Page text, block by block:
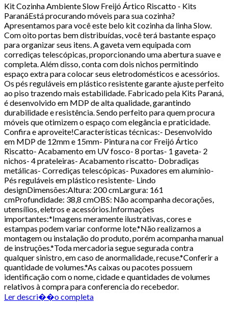
Kit Cozinha Ambiente Slow Freijó Ártico Riscatto - Kits
ParanáEstá procurando móveis para sua cozinha?
Apresentamos para você este belo kit cozinha da linha Slow.
Com oito portas bem distribuídas, você terá bastante espaço
para organizar seus itens. A gaveta vem equipada com
corrediças telescópicas, proporcionando uma abertura suave e
completa. Além disso, conta com dois nichos permitindo
espaço extra para colocar seus eletrodomésticos e acessórios.
Os pés reguláveis em plástico resistente garante ajuste perfeito
ao piso trazendo mais estabilidade. Fabricado pela Kits Paraná,
é desenvolvido em MDP de alta qualidade, garantindo
durabilidade e resistência. Sendo perfeito para quem procura
móveis que otimizem o espaço com elegância e praticidade.
Confira e aproveite!Características técnicas:- Desenvolvido
em MDP de 12mm e 15mm- Pintura na cor Freijó Ártico
Riscatto- Acabamento em UV fosco- 8 portas- 1 gaveta- 2
nichos- 4 prateleiras- Acabamento riscatto- Dobradiças
metálicas- Corrediças telescópicas- Puxadores em alumínio-
Pés reguláveis em plástico resistente- Lindo
designDimensões:Altura: 200 cmLargura: 161
cmProfundidade: 38,8 cmOBS: Não acompanha decorações,
utensílios, eletros e acessórios.Informações
importantes:*Imagens meramente ilustrativas, cores e
estampas podem variar conforme lote.*Não realizamos a
montagem ou instalação do produto, porém acompanha manual
de instruções.*Toda mercadoria segue segurada contra
qualquer sinistro, em caso de anormalidade, recuse.*Conferir a
quantidade de volumes.*As caixas ou pacotes possuem
identificação com o nome, cidade e quantidades de volumes
relativos à compra para conferencia do recebedor.
Ler descri��o completa